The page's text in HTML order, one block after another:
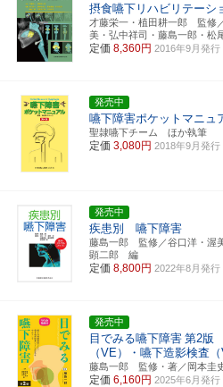
摂食嚥下リハビリテーシ
才藤栄一・植田耕一郎 監修
美・弘中祥司・藤島一郎・
定価 8,360円 2016年9月発行
発売中
嚥下障害ポケットマニュ
聖隷嚥下チーム ほか執筆
定価 3,080円 2018年9月発行
発売中
疾患別 嚥下障害
藤島一郎 監修／谷口洋・渥
顕二郎 編
定価 8,800円 2022年8月発行
発売中
目でみる嚥下障害 第2版
（VE）・嚥下造影検査
藤島一郎 監修・著／岡本圭
定価 6,160円 2025年6月発行